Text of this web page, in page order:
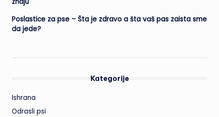
znaju
Poslastice za pse – Šta je zdravo a šta vaš pas zaista sme
da jede?
Kategorije
Ishrana
Odrasli psi